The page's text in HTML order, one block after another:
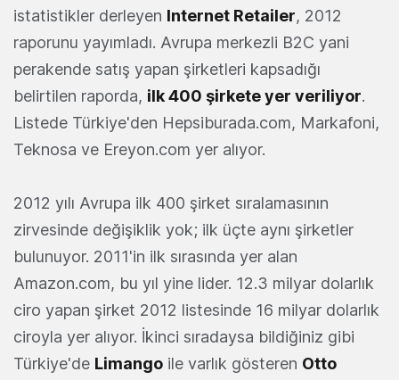
istatistikler derleyen Internet Retailer, 2012
raporunu yayımladı. Avrupa merkezli B2C yani
perakende satış yapan şirketleri kapsadığı
belirtilen raporda, ilk 400 şirkete yer veriliyor.
Listede Türkiye'den Hepsiburada.com, Markafoni,
Teknosa ve Ereyon.com yer alıyor.
2012 yılı Avrupa ilk 400 şirket sıralamasının
zirvesinde değişiklik yok; ilk üçte aynı şirketler
bulunuyor. 2011'in ilk sırasında yer alan
Amazon.com, bu yıl yine lider. 12.3 milyar dolarlık
ciro yapan şirket 2012 listesinde 16 milyar dolarlık
ciroyla yer alıyor. İkinci sıradaysa bildiğiniz gibi
Türkiye'de Limango ile varlık gösteren Otto